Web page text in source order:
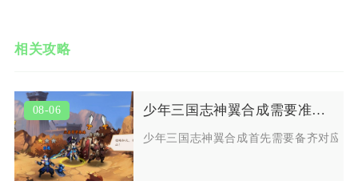
相关攻略
08-06 少年三国志神翼合成需要准备什么
少年三国志神翼合成首先需要备齐对应